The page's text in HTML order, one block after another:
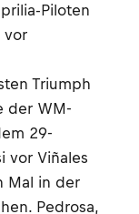
Piloten
vor
Triumph
der WM-
29-
vor Viñales
Mal in der
Pedrosa,